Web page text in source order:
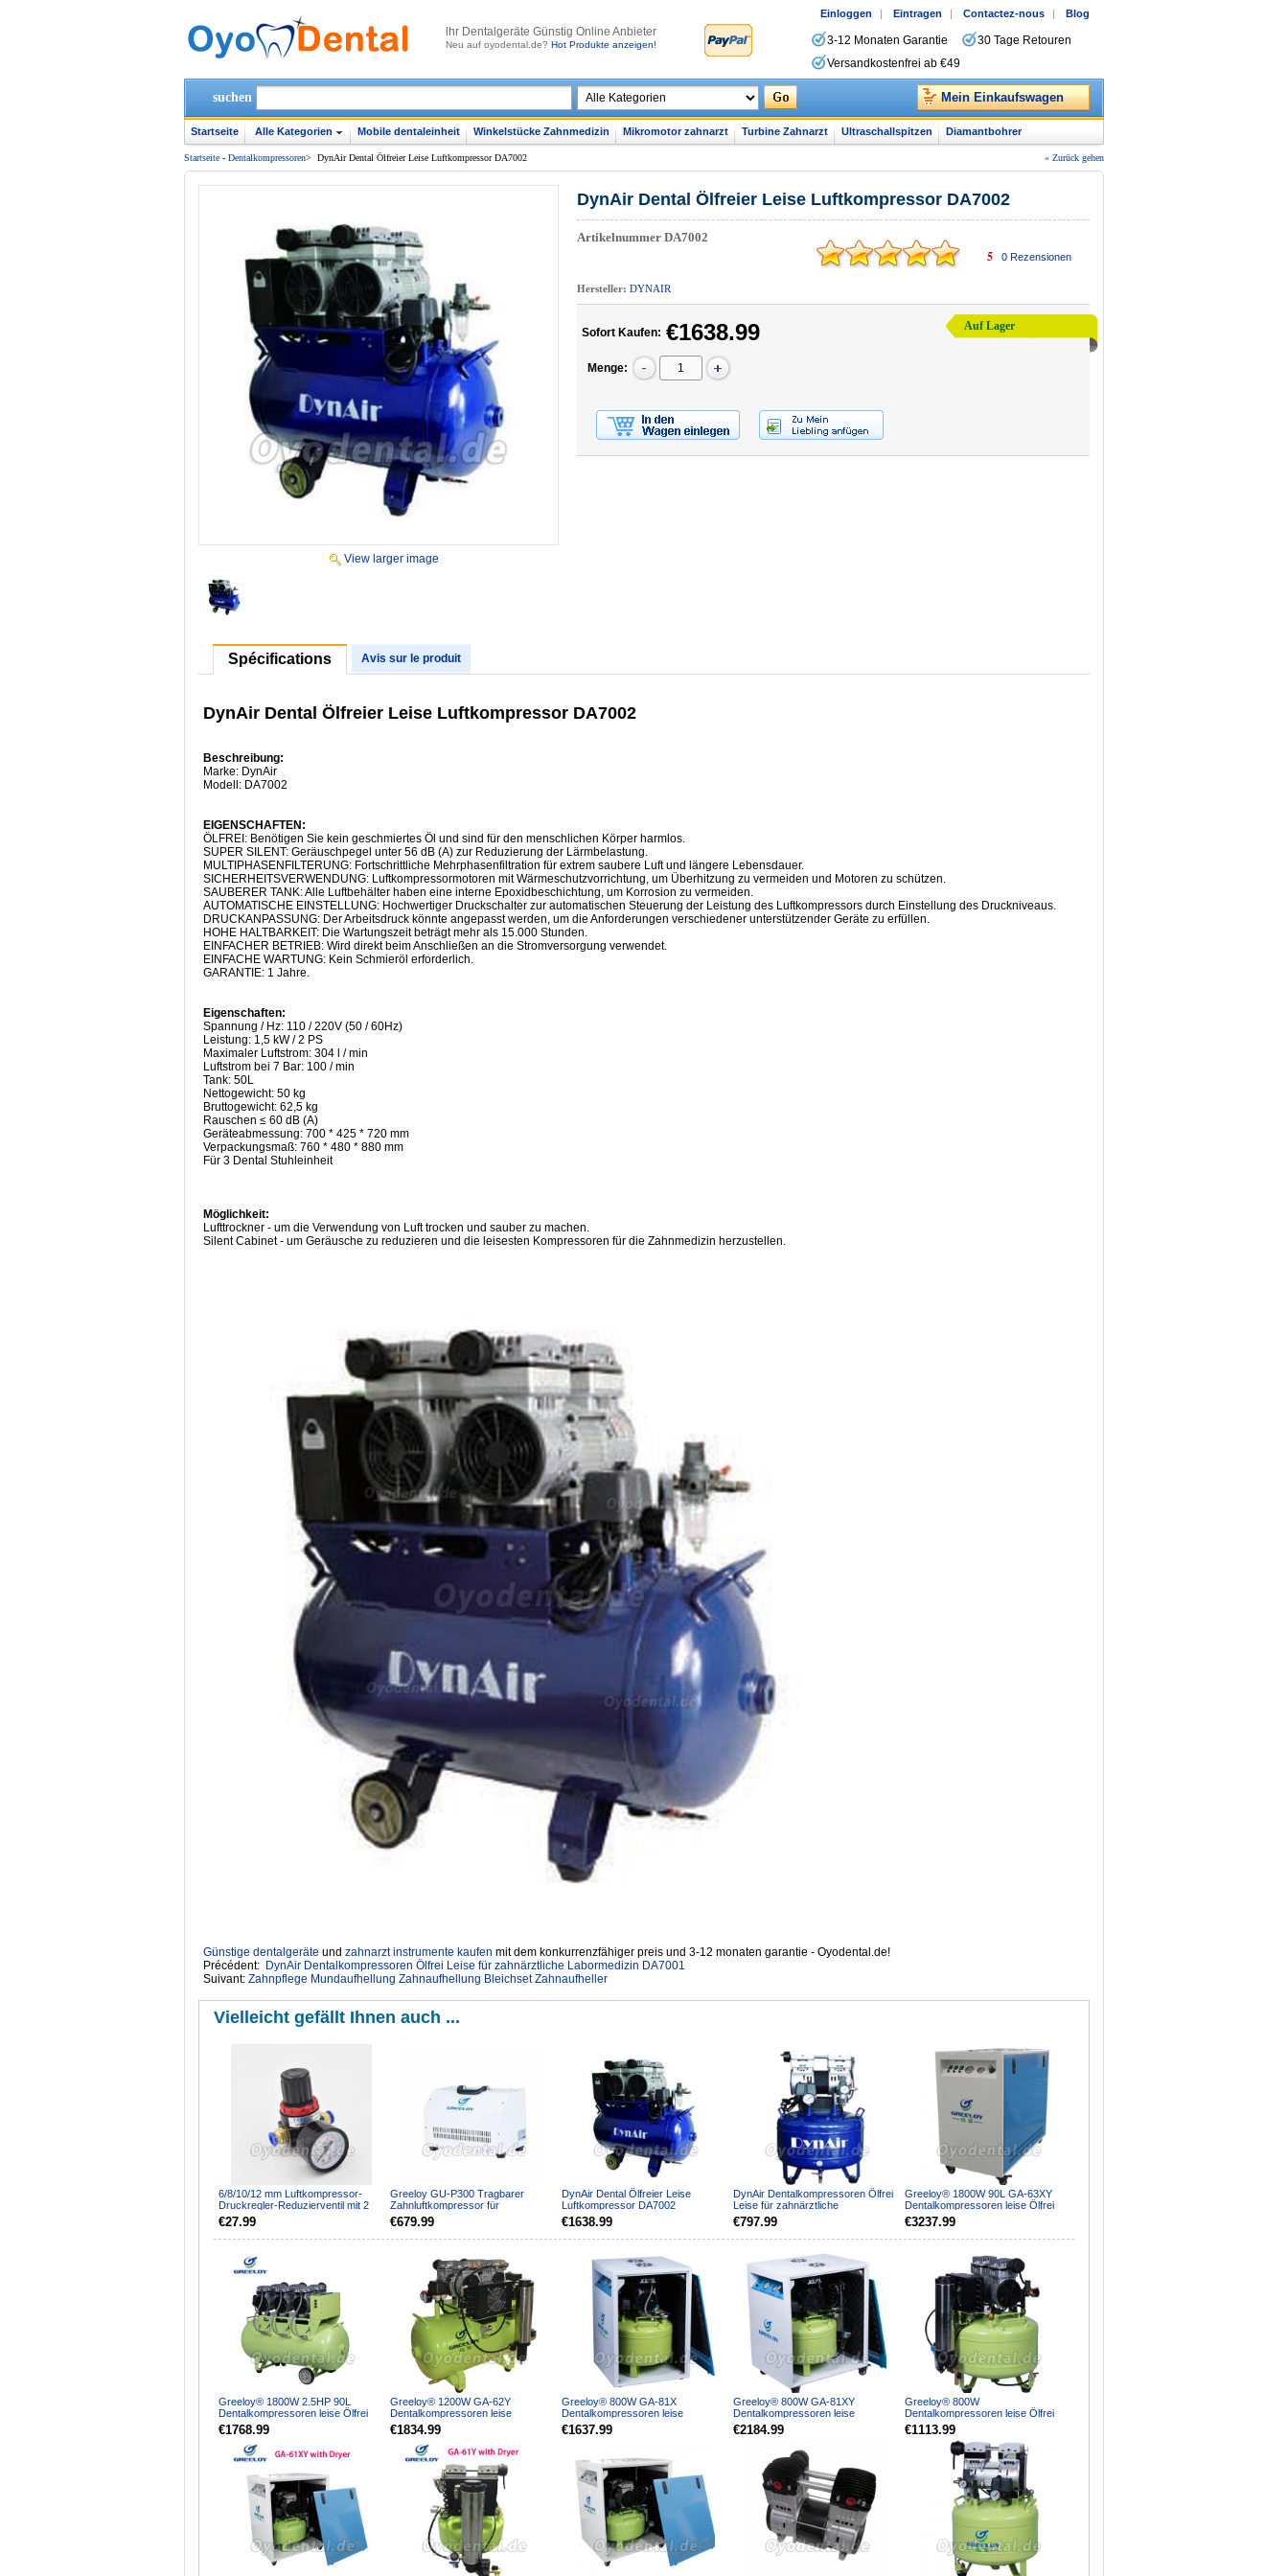
lhr Dentalgeräte Günstig Online Anbieter
Neu auf oyodental.de? Hot Produkte anzeigen!
Einloggen | Eintragen | Contactez-nous | Blog
3-12 Monaten Garantie
30 Tage Retouren
Versandkostenfrei ab €49
suchen Mein Einkaufswagen
Startseite Alle Kategorien Mobile dentaleinheit Winkelstücke Zahnmedizin Mikromotor zahnarzt Turbine Zahnarzt Ultraschallspitzen Diamantbohrer
Startseite - Dentalkompressoren‎> DynAir Dental Ölfreier Leise Luftkompressor DA7002 « Zurück gehen
View larger image
DynAir Dental Ölfreier Leise Luftkompressor DA7002
Artikelnummer DA7002
5 0Rezensionen
Hersteller: DYNAIR
Auf Lager
Sofort Kaufen: €1638.99
Menge:
Spécifications Avis sur le produit
DynAir Dental Ölfreier Leise Luftkompressor DA7002
Beschreibung:
Marke: DynAir
Modell: DA7002
EIGENSCHAFTEN:
ÖLFREI: Benötigen Sie kein geschmiertes Öl und sind für den menschlichen Körper harmlos.
SUPER SILENT: Geräuschpegel unter 56 dB (A) zur Reduzierung der Lärmbelastung.
MULTIPHASENFILTERUNG: Fortschrittliche Mehrphasenfiltration für extrem saubere Luft und längere Lebensdauer.
SICHERHEITSVERWENDUNG: Luftkompressormotoren mit Wärmeschutzvorrichtung, um Überhitzung zu vermeiden und Motoren zu schützen.
SAUBERER TANK: Alle Luftbehälter haben eine interne Epoxidbeschichtung, um Korrosion zu vermeiden.
AUTOMATISCHE EINSTELLUNG: Hochwertiger Druckschalter zur automatischen Steuerung der Leistung des Luftkompressors durch Einstellung des Druckniveaus.
DRUCKANPASSUNG: Der Arbeitsdruck könnte angepasst werden, um die Anforderungen verschiedener unterstützender Geräte zu erfüllen.
HOHE HALTBARKEIT: Die Wartungszeit beträgt mehr als 15.000 Stunden.
EINFACHER BETRIEB: Wird direkt beim Anschließen an die Stromversorgung verwendet.
EINFACHE WARTUNG: Kein Schmieröl erforderlich.
GARANTIE: 1 Jahre.
Eigenschaften:
Spannung / Hz: 110 / 220V (50 / 60Hz)
Leistung: 1,5 kW / 2 PS
Maximaler Luftstrom: 304 l / min
Luftstrom bei 7 Bar: 100 / min
Tank: 50L
Nettogewicht: 50 kg
Bruttogewicht: 62,5 kg
Rauschen ≤ 60 dB (A)
Geräteabmessung: 700 * 425 * 720 mm
Verpackungsmaß: 760 * 480 * 880 mm
Für 3 Dental Stuhleinheit
Möglichkeit:
Lufttrockner - um die Verwendung von Luft trocken und sauber zu machen.
Silent Cabinet - um Geräusche zu reduzieren und die leisesten Kompressoren für die Zahnmedizin herzustellen.
Günstige dentalgeräte ‎ und zahnarzt instrumente kaufen mit dem konkurrenzfähiger preis und 3-12 monaten garantie - Oyodental.de!
Précédent: DynAir Dentalkompressoren Ölfrei Leise für zahnärztliche Labormedizin DA7001
Suivant: Zahnpflege Mundaufhellung Zahnaufhellung Bleichset Zahnaufheller
Vielleicht gefällt Ihnen auch ...
6/8/10/12 mm Luftkompressor-
Druckregler-Reduzierventil mit 2
Anschlüssen
€27.99
Greeloy GU-P300 Tragbarer
Zahnluftkompressor für
Zahnärztliche Lieferwageneinhei...
€679.99
DynAir Dental Ölfreier Leise
Luftkompressor DA7002
€1638.99
DynAir Dentalkompressoren Ölfrei
Leise für zahnärztliche
Labormedizin DA7001
€797.99
Greeloy® 1800W 90L GA-63XY
Dentalkompressoren leise Ölfrei
mit trockner und kabi...
€3237.99
Greeloy® 1800W 2.5HP 90L
Dentalkompressoren leise Ölfrei
mit trockner mit Rücksc...
€1768.99
Greeloy® 1200W GA-62Y
Dentalkompressoren leise
leistungsstark Ölfrei mit trockne...
€1834.99
Greeloy® 800W GA-81X
Dentalkompressoren leise
leistungsstark Ölfrei
verdichtende...
€1637.99
Greeloy® 800W GA-81XY
Dentalkompressoren leise
leistungsstark Ölfrei verdichtend...
€2184.99
Greeloy® 800W
Dentalkompressoren leise Ölfrei
mit trockner GA-81Y
€1113.99